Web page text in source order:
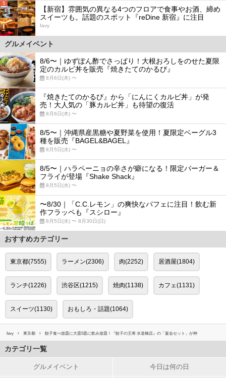
5
【新宿】雰囲気の異なる4つのフロアで食事やお酒、締め
スイーツも。話題のスポット『reDine 新宿』に注目
favy
グルメイベント
8/6〜｜ゆずぽん酢でさっぱり！大根おろしをのせた夏限
定のカルビ丼を販売『焼きたてのかるび』
8月6日(木) 〜
『焼きたてのかるび』から「にんにくカルビ丼」が発
売！大人気の「豚カルビ丼」も待望の復活
8月6日(木) 〜
8/5〜｜沖縄県産黒糖や夏野菜を使用！夏限定ベーグル3
種を販売『BAGEL&BAGEL』
8月5日(水) 〜
8/5〜｜ハラペーニョの辛さが癖になる！限定バーガー＆
フライが登場『Shake Shack』
8月5日(水) 〜
〜8/30｜「C.C.レモン」の爽快なパフェに注目！飲む新
作フラッペも『スシロー』
8月5日(水) 〜 8月30日(日)
おすすめカテゴリー
東京都(7555) ラーメン(2306) 肉(2252) 居酒屋(1804)
ランチ(1226) 渋谷区(1215) 焼肉(1138) カフェ(1131)
スイーツ(1130) おもしろ・話題(1064)
favy 東京都 餃子食べ放題に大皿5皿に飲み放題！『餃子の王将 水道橋店』の「宴会セット」が神
カテゴリ一覧
グルメイベント 今日は何の日